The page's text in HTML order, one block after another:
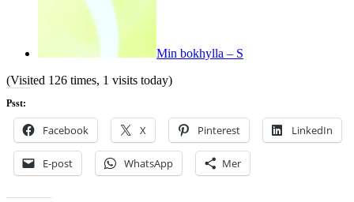
Min bokhylla – S
(Visited 126 times, 1 visits today)
Psst:
Facebook X Pinterest LinkedIn
E-post WhatsApp Mer